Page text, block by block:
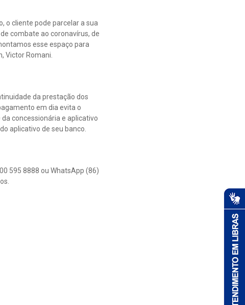
o cliente pode parcelar a sua
combate ao coronavírus, de
esse espaço para
Victor Romani.
da prestação dos
em dia evita o
concessionária e aplicativo
aplicativo de seu banco.
595 8888 ou WhatsApp (86)